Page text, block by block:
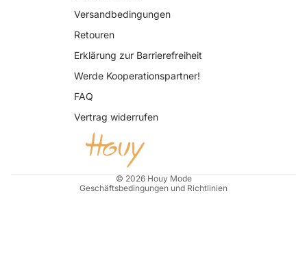
Versandbedingungen
Retouren
Erklärung zur Barrierefreiheit
Werde Kooperationspartner!
FAQ
Vertrag widerrufen
© 2026 Houy Mode
Geschäftsbedingungen und Richtlinien
Kontaktinformationen